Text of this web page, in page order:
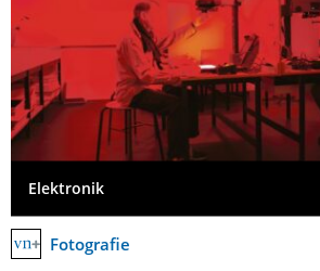
Elektronik
Fotografie